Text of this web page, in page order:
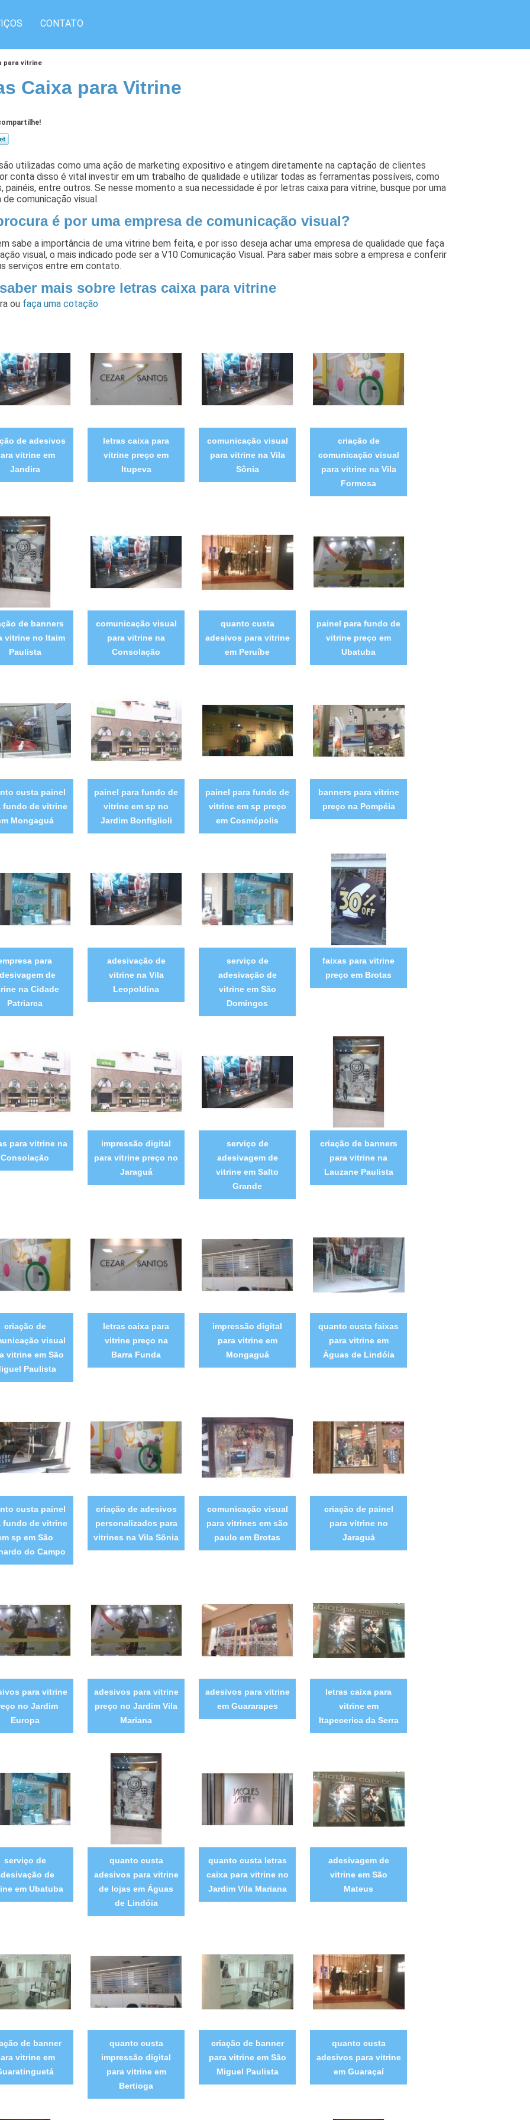
CONTATO
para vitrine
Caixa para Vitrine
utilizadas como uma ação de marketing expositivo e atingem diretamente na captação de clientes
conta disso é vital investir em um trabalho de qualidade e utilizar todas as ferramentas possíveis, como
painéis, entre outros. Se nesse momento a sua necessidade é por letras caixa para vitrine, busque por uma
de comunicação visual.
é por uma empresa de comunicação visual?
sabe a importância de uma vitrine bem feita, e por isso deseja achar uma empresa de qualidade que faça
visual, o mais indicado pode ser a V10 Comunicação Visual. Para saber mais sobre a empresa e conferir
serviços entre em contato.
mais sobre letras caixa para vitrine
ou faça uma cotação
de adesivos
vitrine em
Jandira
letras caixa para
vitrine preço em
Itupeva
comunicação visual
para vitrine na Vila
Sônia
criação de
comunicação visual
para vitrine na Vila
Formosa
de banners
vitrine no Itaim
Paulista
comunicação visual
para vitrine na
Consolação
quanto custa
adesivos para vitrine
em Peruíbe
painel para fundo de
vitrine preço em
Ubatuba
custa painel
fundo de vitrine
Mongaguá
painel para fundo de
vitrine em sp no
Jardim Bonfiglioli
painel para fundo de
vitrine em sp preço
em Cosmópolis
banners para vitrine
preço na Pompéia
para
de
na Cidade
Patriarca
adesivação de
vitrine na Vila
Leopoldina
serviço de
adesivação de
vitrine em São
Domingos
faixas para vitrine
preço em Brotas
para vitrine na
Consolação
impressão digital
para vitrine preço no
Jaraguá
serviço de
adesivagem de
vitrine em Salto
Grande
criação de banners
para vitrine na
Lauzane Paulista
criação de
visual
vitrine em São
Paulista
letras caixa para
vitrine preço na
Barra Funda
impressão digital
para vitrine em
Mongaguá
quanto custa faixas
para vitrine em
Águas de Lindóia
custa painel
fundo de vitrine
sp em São
do Campo
criação de adesivos
personalizados para
vitrines na Vila Sônia
comunicação visual
para vitrines em são
paulo em Brotas
criação de painel
para vitrine no
Jaraguá
para vitrine
no Jardim
Europa
adesivos para vitrine
preço no Jardim Vila
Mariana
adesivos para vitrine
em Guararapes
letras caixa para
vitrine em
Itapecerica da Serra
serviço de
de
em Ubatuba
quanto custa
adesivos para vitrine
de lojas em Águas
de Lindóia
quanto custa letras
caixa para vitrine no
Jardim Vila Mariana
adesivagem de
vitrine em São
Mateus
de banner
vitrine em
quanto custa
impressão digital
para vitrine em
Bertioga
criação de banner
para vitrine em São
Miguel Paulista
quanto custa
adesivos para vitrine
em Guaraçaí